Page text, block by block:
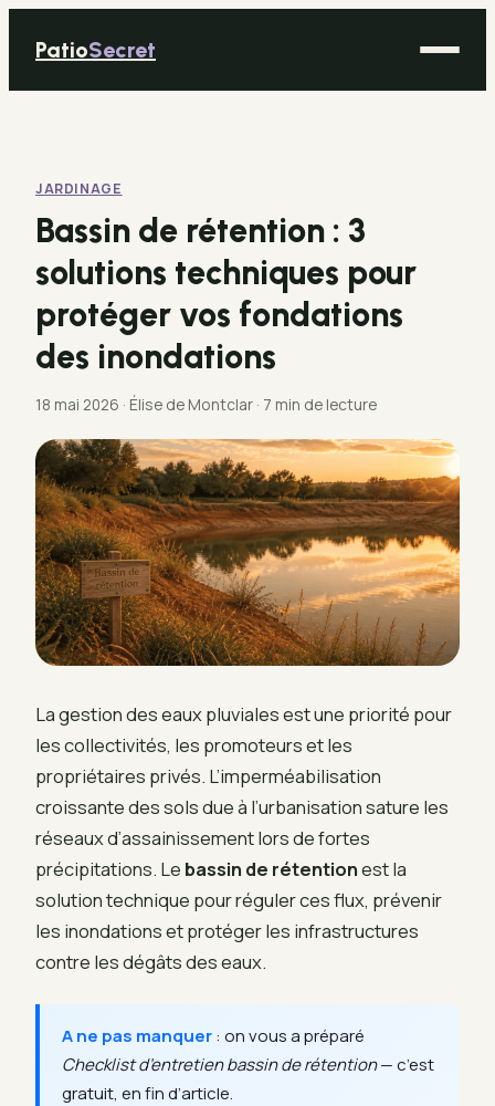
PatioSecret
Bricolage
Déco
Immobilier
Jardinage
JARDINAGE
Bassin de rétention : 3
solutions techniques pour
protéger vos fondations
des inondations
18 mai 2026 · Élise de Montclar · 7 min de lecture
La gestion des eaux pluviales est une priorité pour
les collectivités, les promoteurs et les
propriétaires privés. L’imperméabilisation
croissante des sols due à l’urbanisation sature les
réseaux d’assainissement lors de fortes
précipitations. Le bassin de rétentionest la
solution technique pour réguler ces flux, prévenir
les inondations et protéger les infrastructures
contre les dégâts des eaux.
A ne pas manquer: on vous a préparé
Checklist d’entretien bassin de rétention— c’est
gratuit, en fin d’article.